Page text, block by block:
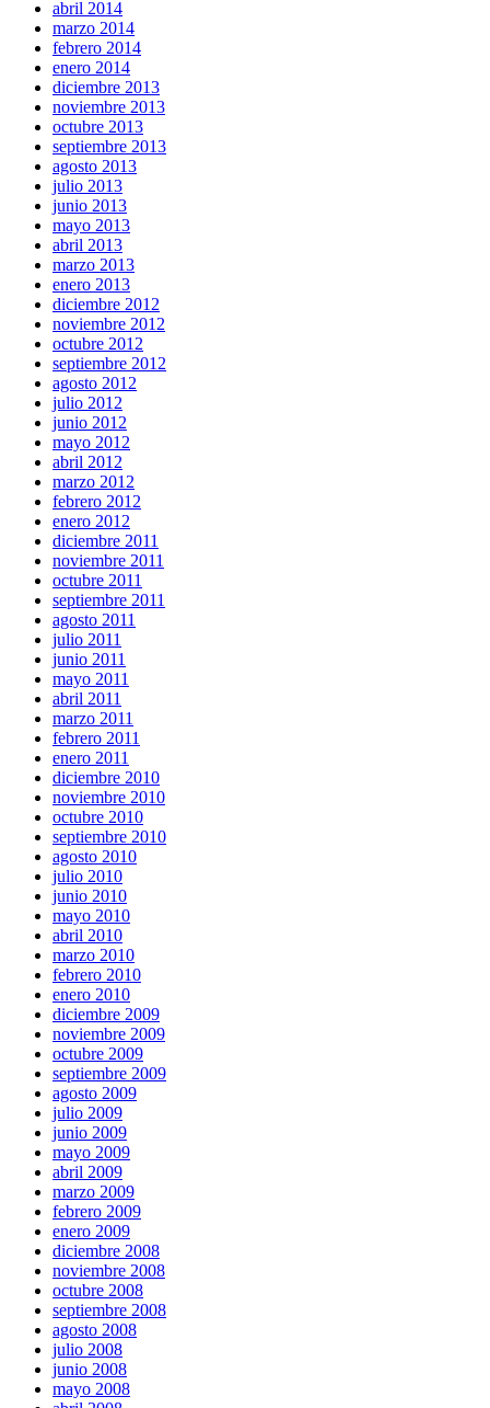
abril 2014
marzo 2014
febrero 2014
enero 2014
diciembre 2013
noviembre 2013
octubre 2013
septiembre 2013
agosto 2013
julio 2013
junio 2013
mayo 2013
abril 2013
marzo 2013
enero 2013
diciembre 2012
noviembre 2012
octubre 2012
septiembre 2012
agosto 2012
julio 2012
junio 2012
mayo 2012
abril 2012
marzo 2012
febrero 2012
enero 2012
diciembre 2011
noviembre 2011
octubre 2011
septiembre 2011
agosto 2011
julio 2011
junio 2011
mayo 2011
abril 2011
marzo 2011
febrero 2011
enero 2011
diciembre 2010
noviembre 2010
octubre 2010
septiembre 2010
agosto 2010
julio 2010
junio 2010
mayo 2010
abril 2010
marzo 2010
febrero 2010
enero 2010
diciembre 2009
noviembre 2009
octubre 2009
septiembre 2009
agosto 2009
julio 2009
junio 2009
mayo 2009
abril 2009
marzo 2009
febrero 2009
enero 2009
diciembre 2008
noviembre 2008
octubre 2008
septiembre 2008
agosto 2008
julio 2008
junio 2008
mayo 2008